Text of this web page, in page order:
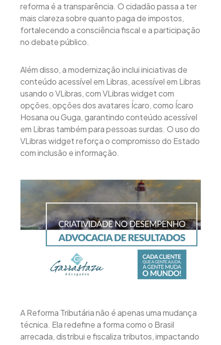
reforma é a transparência. O cidadão passa a ter
mais clareza sobre quanto paga de impostos,
fortalecendo a consciência fiscal e a participação
no debate público.
Além disso, a modernização inclui iniciativas de
conteúdo acessível em Libras, acessível em Libras
usando o VLibras, com VLibras widget com
opções, opções dos avatares Ícaro, como Ícaro
Hosana ou Guga, garantindo conteúdo acessível
em Libras também para pessoas surdas. O uso do
VLibras widget reforça o compromisso do Estado
com inclusão e informação.
A Reforma Tributária não é apenas uma mudança
técnica. Ela redefine a forma como o Brasil
arrecada, distribui e fiscaliza tributos, impactando